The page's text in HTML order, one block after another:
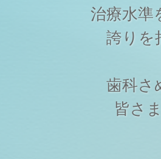
治療水準
誇りを
歯科さ
皆さ